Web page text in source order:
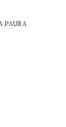
PAURA